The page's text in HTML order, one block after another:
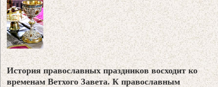
История православных праздников восходит ко
временам Ветхого Завета. К православным